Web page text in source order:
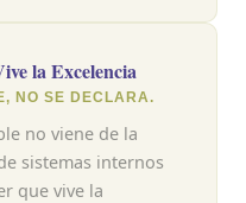
la Excelencia
NO SE DECLARA.
no viene de la
sistemas internos
que vive la